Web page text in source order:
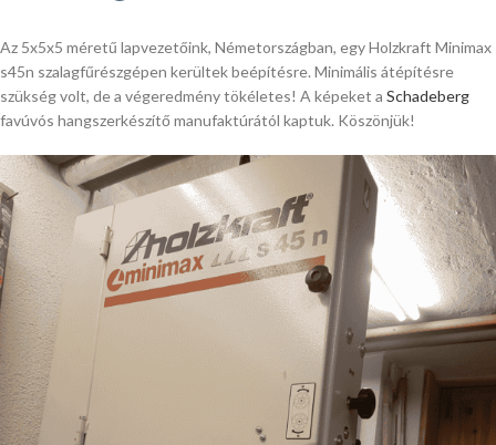
Az 5x5x5 méretű lapvezetőink, Németországban, egy Holzkraft Minimax
s45n szalagfűrészgépen kerültek beépítésre. Minimális átépítésre
szükség volt, de a végeredmény tökéletes! A képeket a Schadeberg
favúvós hangszerkészítő manufaktúrától kaptuk. Köszönjük!